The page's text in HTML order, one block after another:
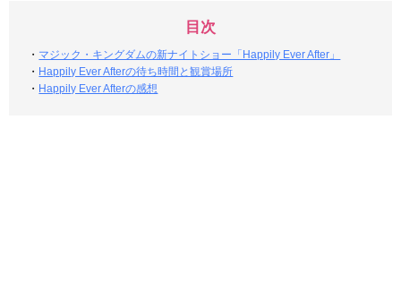
目次
・ マジック・キングダムの新ナイトショー「Happily Ever After」
・ Happily Ever Afterの待ち時間と観賞場所
・ Happily Ever Afterの感想